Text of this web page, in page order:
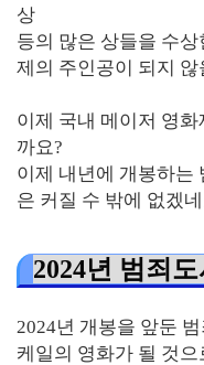
상
등의 많은 상들을 수
제의 주인공이 되지 않
이제 국내 메이저 영
까요?
이제 내년에 개봉하는
은 커질 수 밖에 없겠
2024년 범죄
2024년 개봉을 앞둔
케일의 영화가 될 것으